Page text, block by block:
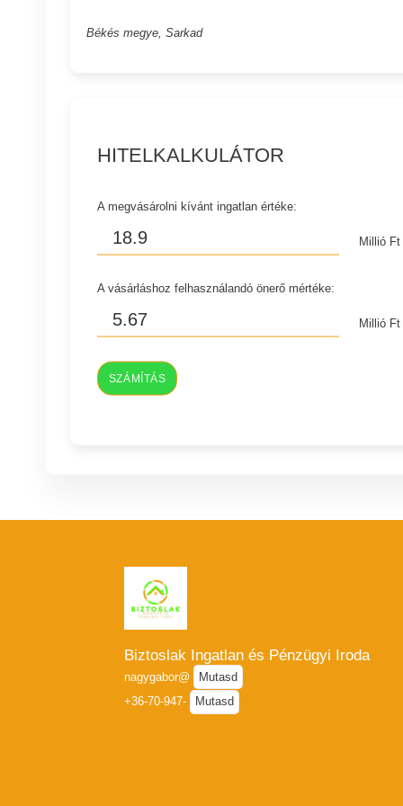
Békés megye, Sarkad
HITELKALKULÁTOR
A megvásárolni kívánt ingatlan értéke:
Millió Ft
A vásárláshoz felhasználandó önerő mértéke:
Millió Ft
SZÁMÍTÁS
Biztoslak Ingatlan és Pénzügyi Iroda
nagygabor@
Mutasd
+36-70-947-
Mutasd